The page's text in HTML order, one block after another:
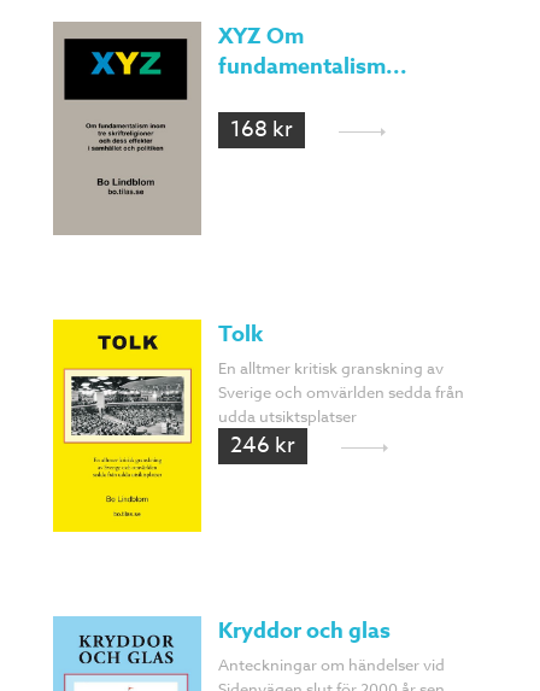
XYZ Om
fundamentalism...
168 kr
Tolk
En alltmer kritisk granskning av
Sverige och omvärlden sedda från
udda utsiktsplatser
246 kr
Kryddor och glas
Anteckningar om händelser vid